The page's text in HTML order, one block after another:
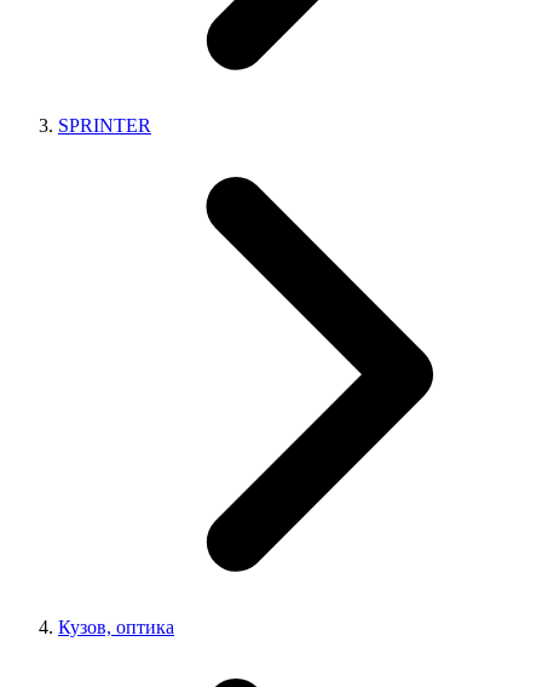
SPRINTER
Кузов, оптика